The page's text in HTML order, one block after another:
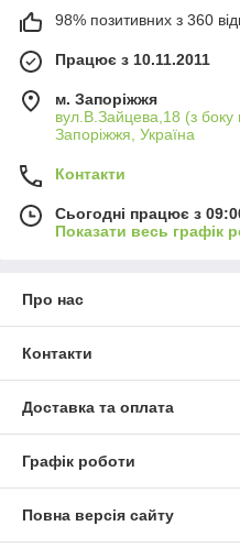
98% позитивних з 360
Працює з 10.11.2011
м. Запоріжжя
вул.В.Зайцева,18 (з
Запоріжжя, Україна
Контакти
Сьогодні працює з
Показати весь графік
Про нас
Контакти
Доставка та оплата
Графік роботи
Повна версія сайту